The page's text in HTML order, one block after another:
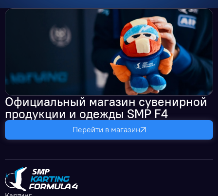
Официальный магазин сувенирной
продукции и одежды SMP F4
Перейти в магазин